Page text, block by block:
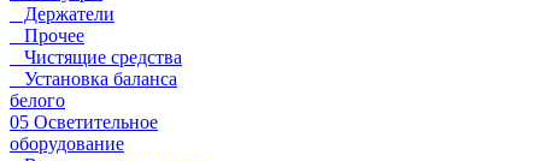
Держатели
Прочее
Чистящие средства
Установка баланса
белого
05 Осветительное
оборудование